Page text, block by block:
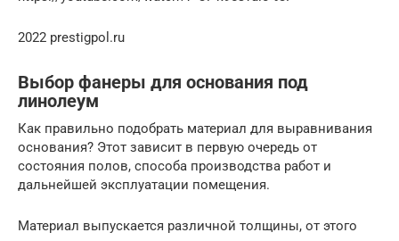
2022 prestigpol.ru
Выбор фанеры для основания под
линолеум
Как правильно подобрать материал для выравнивания
основания? Этот зависит в первую очередь от
состояния полов, способа производства работ и
дальнейшей эксплуатации помещения.
Материал выпускается различной толщины, от этого